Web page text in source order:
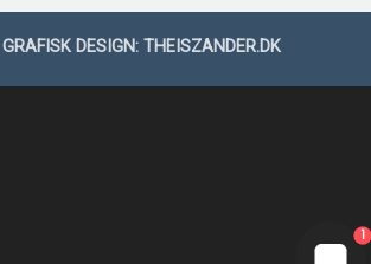
DESIGN: THEISZANDER.DK
1